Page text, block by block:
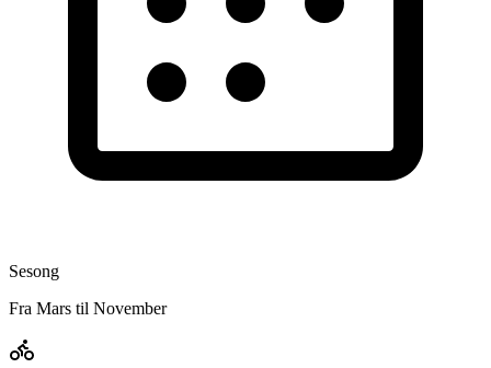
Sesong
Fra Mars til November